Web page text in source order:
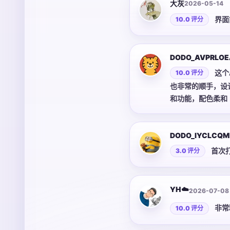
大灰2026-05-14
10.0 评分 界
10.0 评分
这
也非常的顺手，
和功能，配色柔和
3.0 评分 首次
YH☁️2026-07-08
10.0 评分 非